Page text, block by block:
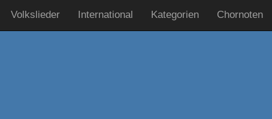
Volkslieder International Kategorien Chornoten